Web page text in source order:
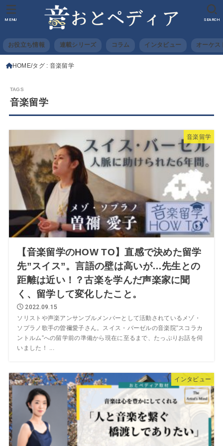
お役立ち情報 連載シリーズ コラム インタビュー オーケス
SEARCH
MENU
HOME タグ : 音楽留学
音楽留学
音楽留学
【音楽留学のHOW TO】直感で決めた留学
先”スイス”。言語の壁は高いが…先生との
距離は近い！？古楽を学んだ声楽家に聞
く、留学して変化したこと。
2022.09.15
ソリストや声楽アンサンブルメンバーとして活動されているメゾ・
ソプラノ歌手の曽禰愛子さん。スイス・バーゼルの音楽院”スコラカ
ントルム”への留学前の準備から現在に至るまで、たっぷりお話を伺
いました！ ...
インタビュー